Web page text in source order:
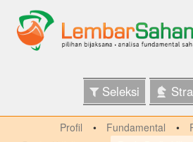
Seleksi
Profil Fundamental